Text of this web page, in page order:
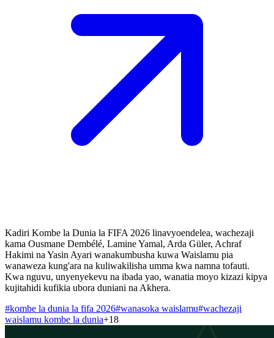
Kadiri Kombe la Dunia la FIFA 2026 linavyoendelea, wachezaji
kama Ousmane Dembélé, Lamine Yamal, Arda Güler, Achraf
Hakimi na Yasin Ayari wanakumbusha kuwa Waislamu pia
wanaweza kung'ara na kuliwakilisha umma kwa namna tofauti.
Kwa nguvu, unyenyekevu na ibada yao, wanatia moyo kizazi kipya
kujitahidi kufikia ubora duniani na Akhera.
#kombe la dunia la fifa 2026#wanasoka waislamu#wachezaji
waislamu kombe la dunia+18